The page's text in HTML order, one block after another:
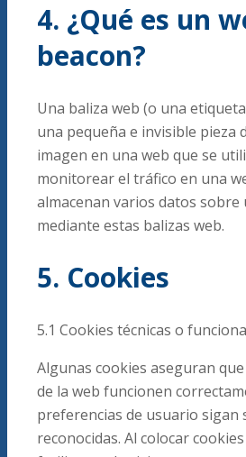
4. ¿Qué es un
beacon?
Una baliza web (o una
una pequeña e invisible pieza
imagen en una web que se
monitorear el tráfico en una
almacenan varios datos sobre
mediante estas balizas web.
5. Cookies
5.1 Cookies técnicas o
Algunas cookies aseguran
de la web funcionen
preferencias de usuario sigan
reconocidas. Al colocar